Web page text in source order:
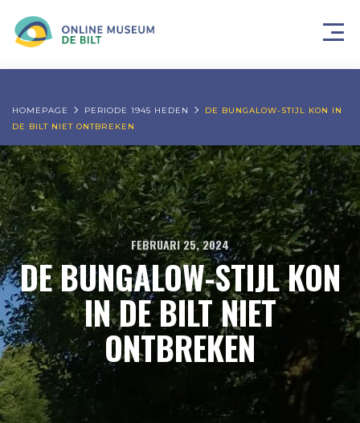
HOMEPAGE PERIODE 1945 HEDEN
DE BUNGALOW-STIJL KON IN
DE BILT NIET ONTBREKEN
FEBRUARI 25, 2024
DE BUNGALOW-STIJL KON
IN DE BILT NIET
ONTBREKEN